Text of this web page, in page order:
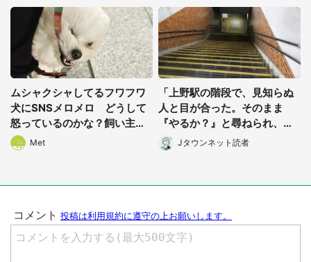
ムシャクシャしてるフワフワ
犬にSNSメロメロ どうして
怒っているのかな？飼い主さ
んに聞く
Met
「上野駅の階段で、見知らぬ
人と目が合った。そのまま
『やるか？』と尋ねられ、私
たちは2人ですぐさま...」（茨
城県・70代男性）
Jタウンネット読者